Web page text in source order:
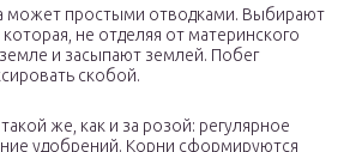
может простыми отводками. Выбирают
не отделяя от материнского
и засыпают землей. Побег
скобой.
же, как и за розой: регулярное
удобрений. Корни сформируются